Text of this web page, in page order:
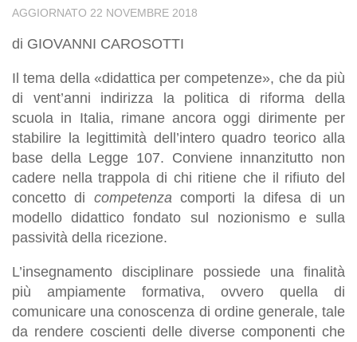
AGGIORNATO 22 NOVEMBRE 2018
di GIOVANNI CAROSOTTI
Il tema della «didattica per competenze», che da più
di vent’anni indirizza la politica di riforma della
scuola in Italia, rimane ancora oggi dirimente per
stabilire la legittimità dell’intero quadro teorico alla
base della Legge 107. Conviene innanzitutto non
cadere nella trappola di chi ritiene che il rifiuto del
concetto di competenza comporti la difesa di un
modello didattico fondato sul nozionismo e sulla
passività della ricezione.
L’insegnamento disciplinare possiede una finalità
più ampiamente formativa, ovvero quella di
comunicare una conoscenza di ordine generale, tale
da rendere coscienti delle diverse componenti che